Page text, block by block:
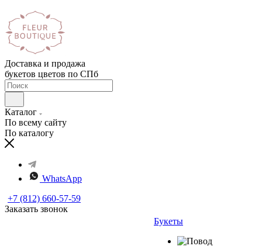
Доставка и продажа
букетов цветов по СПб
Каталог
По всему сайту
По каталогу
WhatsApp
+7 (812) 660-57-59
Заказать звонок
Букеты